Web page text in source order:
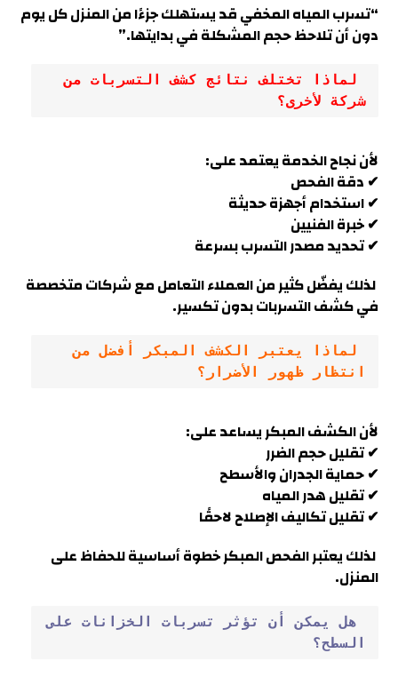
“تسرب المياه المخفي قد يستهلك جزءًا من المنزل كل يوم
دون أن تلاحظ حجم المشكلة في بدايتها.”
لماذا تختلف نتائج كشف التسربات من
شركة لأخرى؟
لأن نجاح الخدمة يعتمد على:
✔ دقة الفحص
✔ استخدام أجهزة حديثة
✔ خبرة الفنيين
✔ تحديد مصدر التسرب بسرعة
لذلك يفضّل كثير من العملاء التعامل مع شركات متخصصة
في كشف التسربات بدون تكسير.
لماذا يعتبر الكشف المبكر أفضل من
انتظار ظهور الأضرار؟
لأن الكشف المبكر يساعد على:
✔ تقليل حجم الضرر
✔ حماية الجدران والأسطح
✔ تقليل هدر المياه
✔ تقليل تكاليف الإصلاح لاحقًا
لذلك يعتبر الفحص المبكر خطوة أساسية للحفاظ على
المنزل.
هل يمكن أن تؤثر تسربات الخزانات على
السطح؟